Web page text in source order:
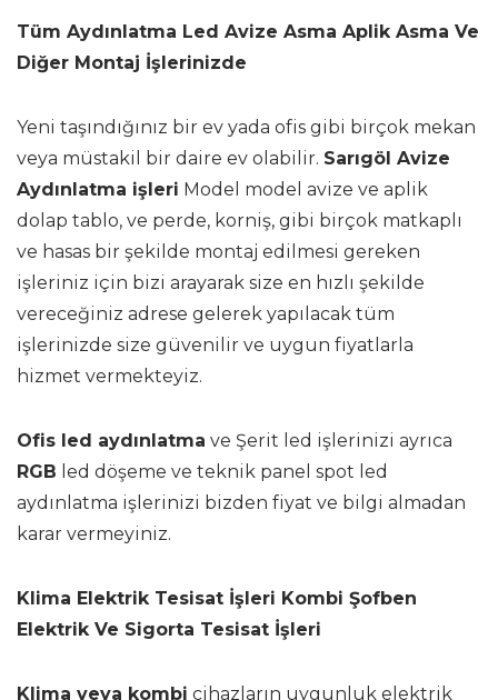
Tüm Aydınlatma Led Avize Asma Aplik Asma Ve
Diğer Montaj İşlerinizde
Yeni taşındığınız bir ev yada ofis gibi birçok mekan
veya müstakil bir daire ev olabilir. Sarıgöl Avize
Aydınlatma işleri Model model avize ve aplik
dolap tablo, ve perde, korniş, gibi birçok matkaplı
ve hasas bir şekilde montaj edilmesi gereken
işleriniz için bizi arayarak size en hızlı şekilde
vereceğiniz adrese gelerek yapılacak tüm
işlerinizde size güvenilir ve uygun fiyatlarla
hizmet vermekteyiz.
Ofis led aydınlatma ve Şerit led işlerinizi ayrıca
RGB led döşeme ve teknik panel spot led
aydınlatma işlerinizi bizden fiyat ve bilgi almadan
karar vermeyiniz.
Klima Elektrik Tesisat İşleri Kombi Şofben
Elektrik Ve Sigorta Tesisat İşleri
Klima veya kombi cihazların uygunluk elektrik